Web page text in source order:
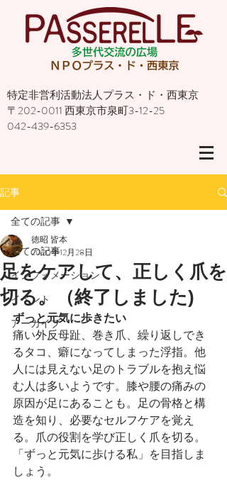
特定非営利活動法人プラス・ド・西東京
〒202-0011 西東京市泉町3-12-25
042-439-6353
記事
全ての記事
インフォメーション
イベント
アーカイブ
全ての記事
足をケアして、正しく爪を
切る。（終了しました)
徳昭 皆本
2020年12月28日
ずっと元気に歩きたい
痛い外反母趾、巻き爪、繰り返しでき
るタコ、癖になってしまった浮指。他
人には見えない足のトラブルを抱え悩
む人は多いようです。膝や腰の痛みの
原因が足にあることも。足の骨格と構
造を知り、必要なセルフケアを覚え
る。爪の役割を学び正しく爪を切る。
「ずっと元気に歩ける私」を目指しま
しょう。